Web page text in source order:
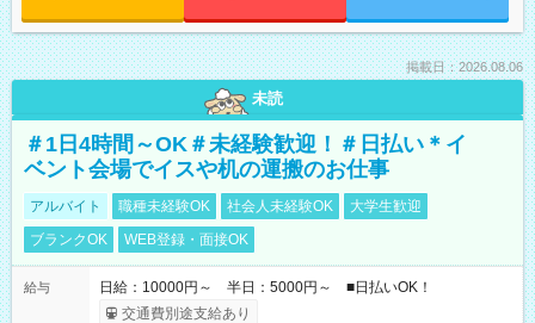
掲載日：2026.08.06
未読
＃1日4時間～OK＃未経験歓迎！＃日払い＊イ
ベント会場でイスや机の運搬のお仕事
アルバイト 職種未経験OK 社会人未経験OK
大学生歓迎
ブランクOK
WEB登録・面接OK
給与
日給：10000円～ 半日：5000円～ ■日払いOK！
交通費別途支給あり